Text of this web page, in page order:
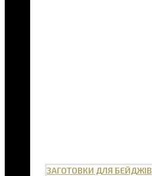
ЗАГОТОВКИ ДЛЯ БЕЙДЖІВ